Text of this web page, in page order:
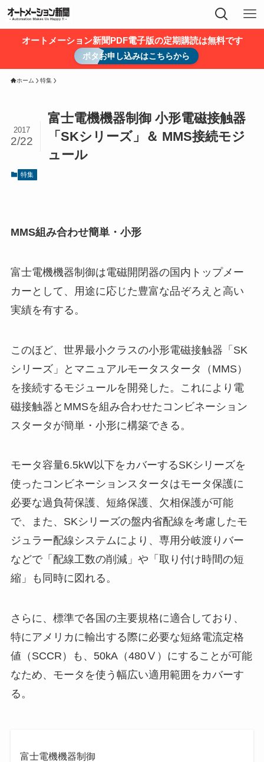
オートメーション新聞PDF電子版の定期購読は無料です
ボタお申し込みはこちらから
ホーム 特集
富士電機機器制御 小形電磁接触器
「SKシリーズ」＆ MMS接続モジ
ュール
2017
2/22
特集
MMS組み合わせ簡単・小形
富士電機機器制御は電磁開閉器の国内トップメー
カーとして、用途に応じた豊富な品ぞろえと高い
実績を有する。
このほど、世界最小クラスの小形電磁接触器「SK
シリーズ」とマニュアルモータスタータ（MMS）
を接続するモジュールを開発した。これにより電
磁接触器とMMSを組み合わせたコンビネーション
スタータが簡単・小形に構築できる。
モータ容量6.5kW以下をカバーするSKシリーズを
使ったコンビネーションスタータはモータ保護に
必要な過負荷保護、短絡保護、欠相保護が可能
で、また、SKシリーズの盤内省配線を考慮したモ
ジュラー配線システムにより、専用分岐渡りバー
などで「配線工数の削減」や「取り付け時間の短
縮」も同時に図れる。
さらに、標準で各国の主要規格に適合しており、
特にアメリカに輸出する際に必要な短絡電流定格
値（SCCR）も、50kA（480Ⅴ）にすることが可能
なため、モータを使う幅広い適用範囲をカバーす
る。
富士電機機器制御